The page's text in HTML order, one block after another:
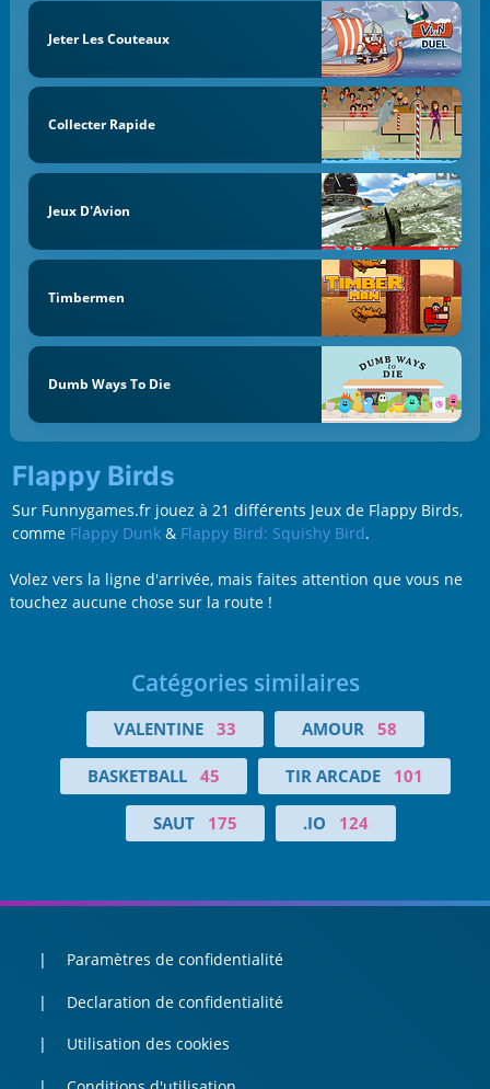
Jeter Les Couteaux
Collecter Rapide
Jeux D'Avion
Timbermen
Dumb Ways To Die
Flappy Birds
Sur Funnygames.fr jouez à 21 différents Jeux de Flappy Birds,
comme Flappy Dunk& Flappy Bird: Squishy Bird.
Volez vers la ligne d'arrivée, mais faites attention que vous ne
touchez aucune chose sur la route !
Catégories similaires
VALENTINE 33 AMOUR 58
BASKETBALL 45 TIR ARCADE 101
SAUT 175 .IO 124
Paramètres de confidentialité
Declaration de confidentialité
Utilisation des cookies